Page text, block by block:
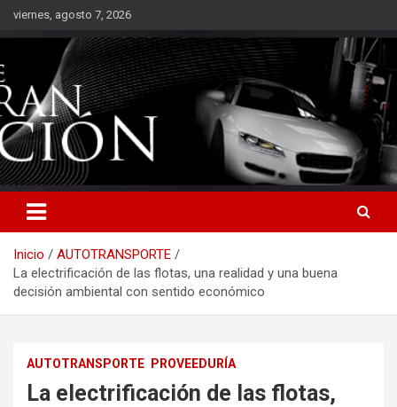
Saltarviernes, agosto 7, 2026
Inicio
AUTOTRANSPORTE
La electrificación de las flotas, una realidad y una buena
decisión ambiental con sentido económico
AUTOTRANSPORTE PROVEEDURÍA
La electrificación de las flotas,